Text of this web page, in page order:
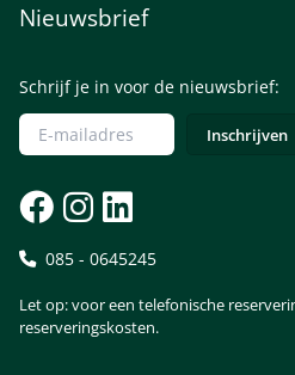
Nieuwsbrief
Schrijf je in voor de nieuwsbrief:
085 - 0645245
Let op: voor een telefonische
reserveringskosten.